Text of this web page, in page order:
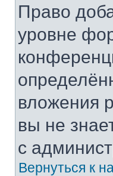
Право
уровне
вложения
вы не
с
Вернуться к